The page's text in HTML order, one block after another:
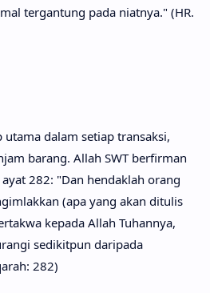
tergantung pada niatnya." (HR.
dalam setiap transaksi,
barang. Allah SWT berfirman
282: "Dan hendaklah orang
(apa yang akan ditulis
kepada Allah Tuhannya,
sedikitpun daripada
282)